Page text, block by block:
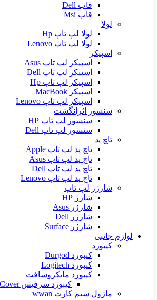
قاب Dell
قاب Msi
لولا
لولا لپ تاپ Hp
لولا لپ تاپ Lenovo
اسپیکر
اسپیکر لپ تاپ Asus
اسپیکر لپ تاپ Dell
اسپیکر لپ تاپ Hp
اسپیکر MacBook
اسپیکر لپ تاپ Lenovo
سنسور اثرانگشت
سنسور لپ تاپ HP
سنسور لپ تاپ Dell
تاچ پد
تاچ پد لپ تاپ Apple
تاچ پد لپ تاپ Asus
تاچ پد لپ تاپ Dell
تاچ پد لپ تاپ Lenovo
شارژر لپ تاپ
شارژ HP
شارژر Asus
شارژر Dell
شارژر Surface
لوازم جانبی
کیبورد
کیبورد Durgod
کیبورد Logitech
کیبورد مایکروسافت
کیبورد سرفیس Surface Pro Type Cover
ماژول سیم کارت wwan